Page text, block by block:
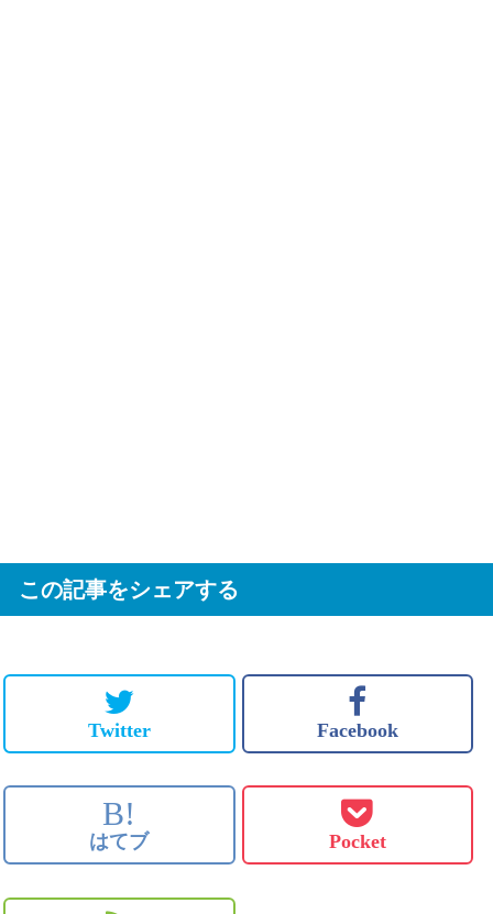
この記事をシェアする
Twitter Facebook
B!
はてブ Pocket